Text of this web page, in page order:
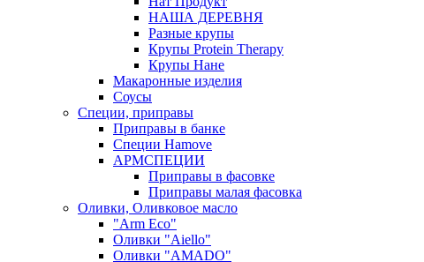
НАША ДЕРЕВНЯ
Разные крупы
Крупы Protein Therapy
Крупы Нане
Макаронные изделия
Соусы
Специи, приправы
Приправы в банке
Специи Hamove
АРМСПЕЦИИ
Приправы в фасовке
Приправы малая фасовка
Оливки, Оливковое масло
"Arm Eco"
Оливки "Aiello"
Оливки "AMADO"